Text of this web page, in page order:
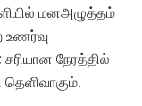
மனஅழுத்தம்
உணர்வு
நேரத்தில்
தெளிவாகும்.